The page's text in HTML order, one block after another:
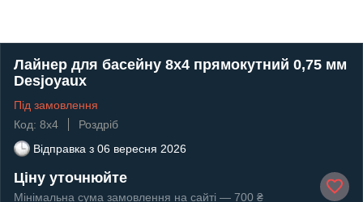
Лайнер для басейну 8х4 прямокутний 0,75 мм
Desjoyaux
Під замовлення
Код: 8х4
Роздріб
Відправка з 06 вересня 2026
Ціну уточнюйте
Мінімальна сума замовлення на сайті — 700 ₴